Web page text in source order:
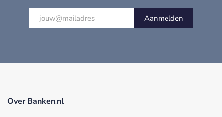
Aanmelden
Over Banken.nl